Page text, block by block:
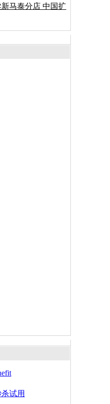
马泰分店 中国扩
试用